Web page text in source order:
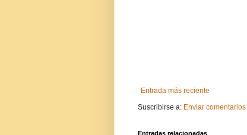
Entrada más reciente
Suscribirse a: Enviar
Entradas relacionadas